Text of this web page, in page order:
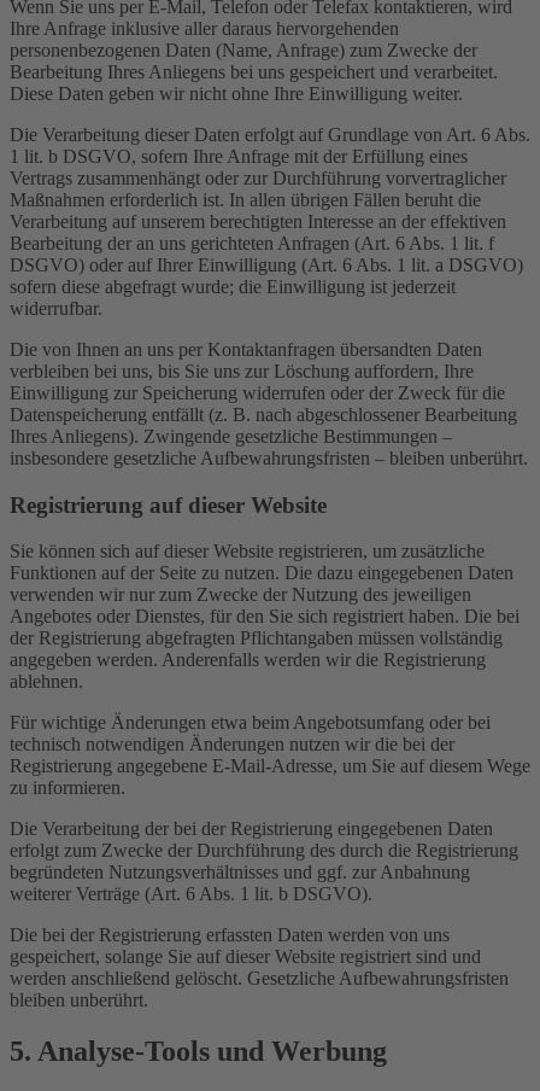
Wenn Sie uns per E-Mail, Telefon oder Telefax kontaktieren, wird
Ihre Anfrage inklusive aller daraus hervorgehenden
personenbezogenen Daten (Name, Anfrage) zum Zwecke der
Bearbeitung Ihres Anliegens bei uns gespeichert und verarbeitet.
Diese Daten geben wir nicht ohne Ihre Einwilligung weiter.
Die Verarbeitung dieser Daten erfolgt auf Grundlage von Art. 6 Abs.
1 lit. b DSGVO, sofern Ihre Anfrage mit der Erfüllung eines
Vertrags zusammenhängt oder zur Durchführung vorvertraglicher
Maßnahmen erforderlich ist. In allen übrigen Fällen beruht die
Verarbeitung auf unserem berechtigten Interesse an der effektiven
Bearbeitung der an uns gerichteten Anfragen (Art. 6 Abs. 1 lit. f
DSGVO) oder auf Ihrer Einwilligung (Art. 6 Abs. 1 lit. a DSGVO)
sofern diese abgefragt wurde; die Einwilligung ist jederzeit
widerrufbar.
Die von Ihnen an uns per Kontaktanfragen übersandten Daten
verbleiben bei uns, bis Sie uns zur Löschung auffordern, Ihre
Einwilligung zur Speicherung widerrufen oder der Zweck für die
Datenspeicherung entfällt (z. B. nach abgeschlossener Bearbeitung
Ihres Anliegens). Zwingende gesetzliche Bestimmungen –
insbesondere gesetzliche Aufbewahrungsfristen – bleiben unberührt.
Registrierung auf dieser Website
Sie können sich auf dieser Website registrieren, um zusätzliche
Funktionen auf der Seite zu nutzen. Die dazu eingegebenen Daten
verwenden wir nur zum Zwecke der Nutzung des jeweiligen
Angebotes oder Dienstes, für den Sie sich registriert haben. Die bei
der Registrierung abgefragten Pflichtangaben müssen vollständig
angegeben werden. Anderenfalls werden wir die Registrierung
ablehnen.
Für wichtige Änderungen etwa beim Angebotsumfang oder bei
technisch notwendigen Änderungen nutzen wir die bei der
Registrierung angegebene E-Mail-Adresse, um Sie auf diesem Wege
zu informieren.
Die Verarbeitung der bei der Registrierung eingegebenen Daten
erfolgt zum Zwecke der Durchführung des durch die Registrierung
begründeten Nutzungsverhältnisses und ggf. zur Anbahnung
weiterer Verträge (Art. 6 Abs. 1 lit. b DSGVO).
Die bei der Registrierung erfassten Daten werden von uns
gespeichert, solange Sie auf dieser Website registriert sind und
werden anschließend gelöscht. Gesetzliche Aufbewahrungsfristen
bleiben unberührt.
5. Analyse-Tools und Werbung